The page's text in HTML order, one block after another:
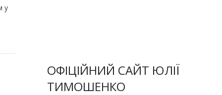
у
ОФІЦІЙНИЙ САЙТ ЮЛІЇ
ТИМОШЕНКО